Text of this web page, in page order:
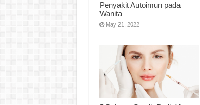
Penyakit Autoimun pada
Wanita
May 21, 2022